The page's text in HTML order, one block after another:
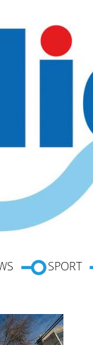
SPORT